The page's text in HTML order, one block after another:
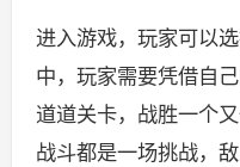
进入游戏，玩家可以
中，玩家需要凭借自
道道关卡，战胜一个
战斗都是一场挑战，